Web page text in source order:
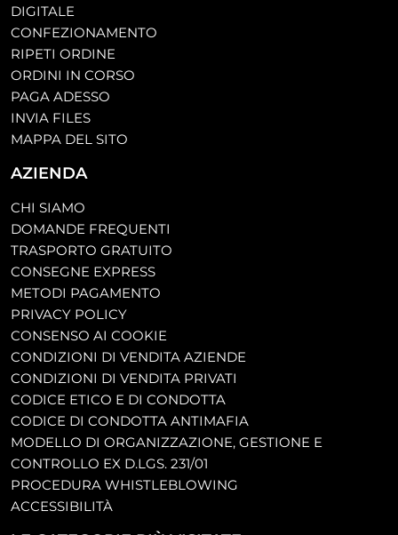
DIGITALE
CONFEZIONAMENTO
RIPETI ORDINE
ORDINI IN CORSO
PAGA ADESSO
INVIA FILES
MAPPA DEL SITO
AZIENDA
CHI SIAMO
DOMANDE FREQUENTI
TRASPORTO GRATUITO
CONSEGNE EXPRESS
METODI PAGAMENTO
PRIVACY POLICY
CONSENSO AI COOKIE
CONDIZIONI DI VENDITA AZIENDE
CONDIZIONI DI VENDITA PRIVATI
CODICE ETICO E DI CONDOTTA
CODICE DI CONDOTTA ANTIMAFIA
MODELLO DI ORGANIZZAZIONE, GESTIONE E
CONTROLLO EX D.LGS. 231/01
PROCEDURA WHISTLEBLOWING
ACCESSIBILITÀ